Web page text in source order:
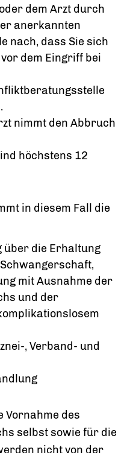
dem Arzt durch
anerkannten
nach, dass Sie sich
dem Eingriff bei
nimmt den Abbruch
höchstens 12
in diesem Fall die
über die Erhaltung
mit Ausnahme der
und der
, Verband- und
Vornahme des
selbst sowie für die
nicht von der